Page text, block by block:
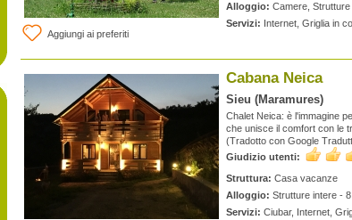
Aggiungi ai preferiti
Alloggio: Camere,
Servizi: Internet, Griglia in
Cabana Neica
Sieu (Maramures)
Chalet Neica: è l'immagine
che unisce il comfort con le
(Tradotto con Google
Giudizio utenti:
Struttura: Casa vacanze
Alloggio: Strutture intere -
Servizi: Ciubar, Internet,